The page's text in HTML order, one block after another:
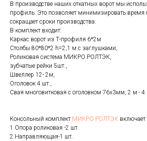
В производстве наших откатных ворот мы
профиль. Это позволяет минимизировать время
сокращает сроки производства.
В комплект входит:
Каркас ворот из Т-профиля 6*2м
Столбы 80*80*2 h=2,1 м с заглушками,
Роликовая система МИКРО РОЛТЭК,
зубчатые рейки 5шт.,
Швеллер 12- 2м,
Оголовок 4 шт.,
Свая многовитковая с оголовком 76х3мм, 2 м - 4
Консольный комплект МИКРО РОЛТЭК включает
1.Опора роликовая -2 шт.
2.Направляющая-1 шт.